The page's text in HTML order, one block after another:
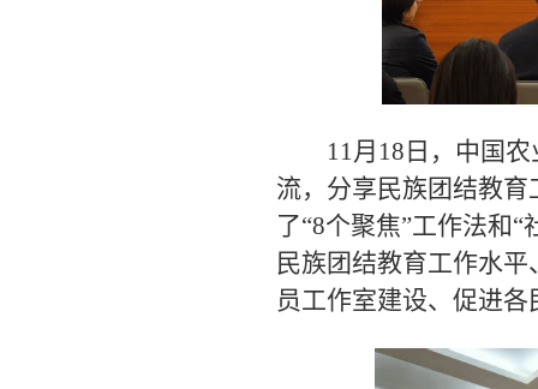
11月18日，中国
流，分享民族团结教
了“8个聚焦”工作法和“
民族团结教育工作水
员工作室建设、促进各